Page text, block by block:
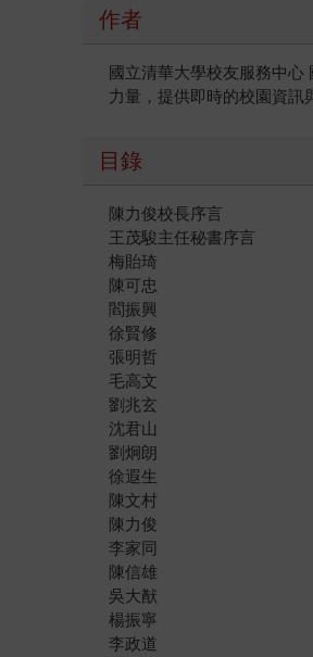
作者
國立清華大學校友服務中
力量，提供即時的校園資訊
目錄
陳力俊校長序言
王茂駿主任秘書序言
梅貽琦
陳可忠
閻振興
徐賢修
張明哲
毛高文
劉兆玄
沈君山
劉炯朗
徐遐生
陳文村
陳力俊
李家同
陳信雄
吳大猷
楊振寧
李政道